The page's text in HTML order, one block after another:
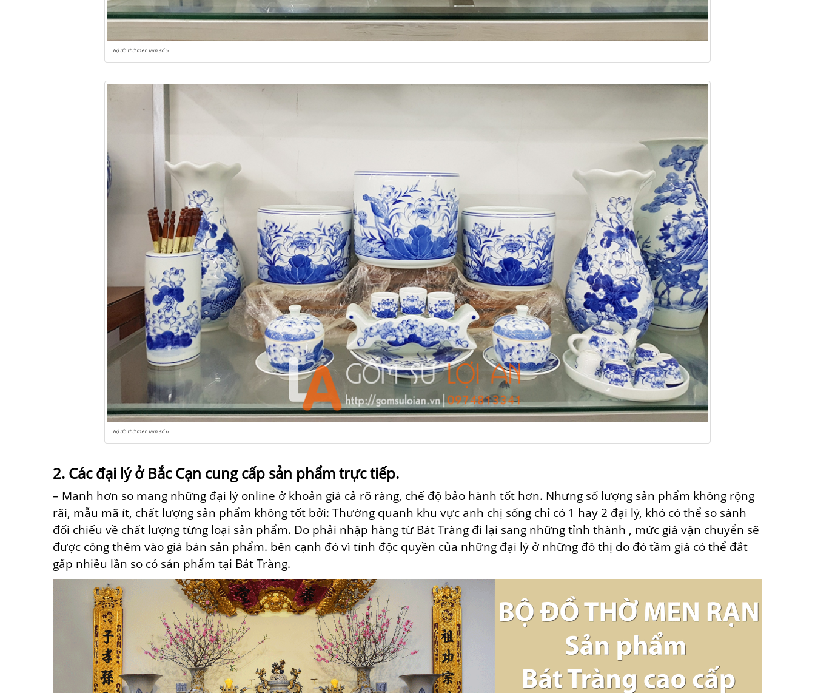
Bộ đồ thờ men lam số 5
Bộ đồ thờ men lam số 6
2. Cácđại lý ở Bắc Cạn cung cấp sản phẩm trực tiếp.
– Manh hơn so mang những đại lý online ở khoản giá cả rõ ràng, chế độ bảo hành tốt hơn. Nhưng số lượng sản phẩm không rộng
rãi, mẫu mã ít, chất lượng sản phẩm không tốt bởi: Thường quanh khu vực anh chị sống chỉ có 1 hay 2 đại lý, khó có thể so sánh
đối chiếu về chất lượng từng loại sản phẩm. Do phải nhập hàng từBát Tràng đi lại sang những tỉnh thành , mức giá vận chuyển sẽ
được công thêm vào giá bán sản phẩm. bên cạnh đó vì tính độc quyền của những đại lý ở những đô thị do đó tầm giá có thể đắt
gấp nhiều lần so có sản phẩm tại Bát Tràng.